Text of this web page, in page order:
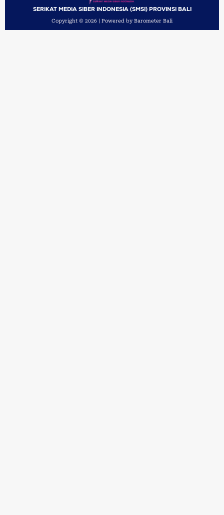
SERIKAT MEDIA SIBER INDONESIA (SMSI) PROVINSI BALI
Copyright © 2026 | Powered by Barometer Bali